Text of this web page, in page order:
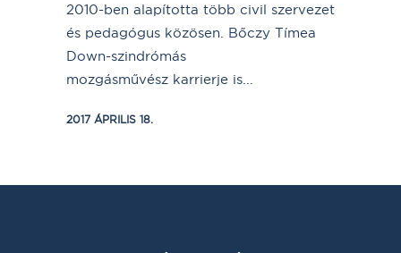
2010-ben alapította több civil szervezet
és pedagógus közösen. Bőczy Tímea
Down-szindrómás
mozgásművész karrierje is...
2017 ÁPRILIS 18.